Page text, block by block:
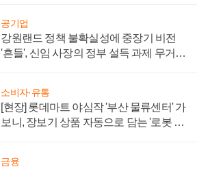
공기업
강원랜드 정책 불확실성에 중장기 비전
'흔들', 신임 사장의 정부 설득 과제 무거워
소비자·유통
[현장] 롯데마트 야심작 '부산 물류센터' 가
보니, 장보기 상품 자동으로 담는 '로봇 40
금융